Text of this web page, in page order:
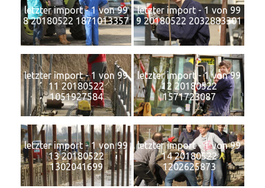
letzter import - 1 von 99
8 20180522 1871013357
letzter import - 1 von 99
9 20180522 2032883301
letzter import - 1 von 99
11 20180522
1051927584
letzter import - 1 von 99
12 20180522
1571723087
letzter import - 1 von 99
13 20180522
1302041699
letzter import - 1 von 99
14 20180522
1202625873